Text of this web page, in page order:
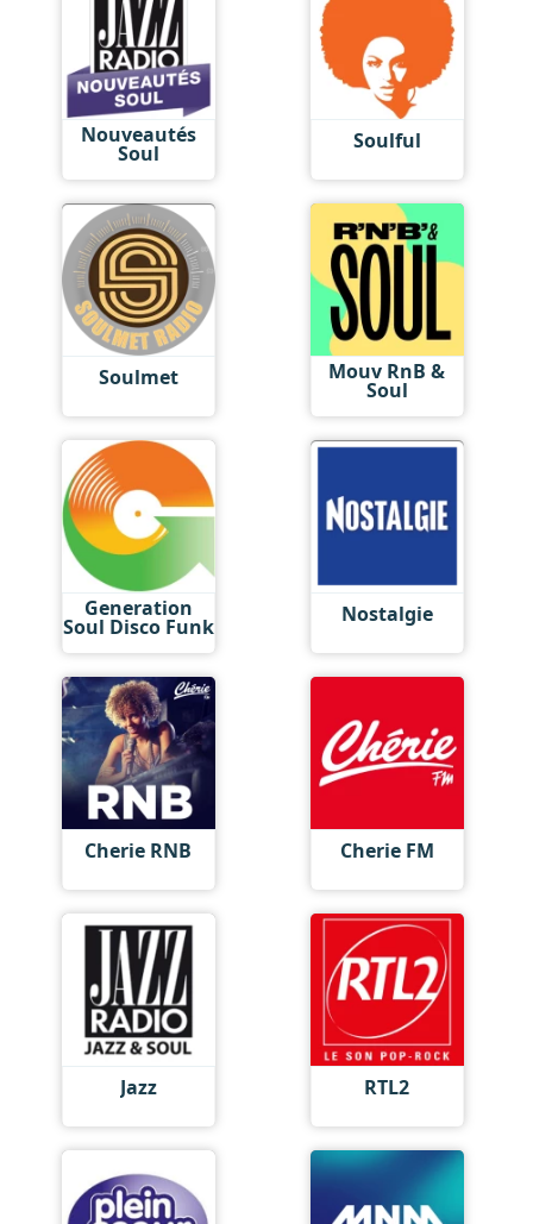
Nouveautés
Soul Soulful
Soulmet Mouv RnB &
Soul
Generation
Soul Disco Funk Nostalgie
Cherie RNB Cherie FM
Jazz RTL2